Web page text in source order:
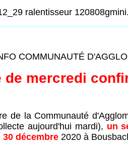
COMMUNAUTÉ
de mercredi
de la Communauté
aujourd'hui mardi), un
30 décembre 2020 à